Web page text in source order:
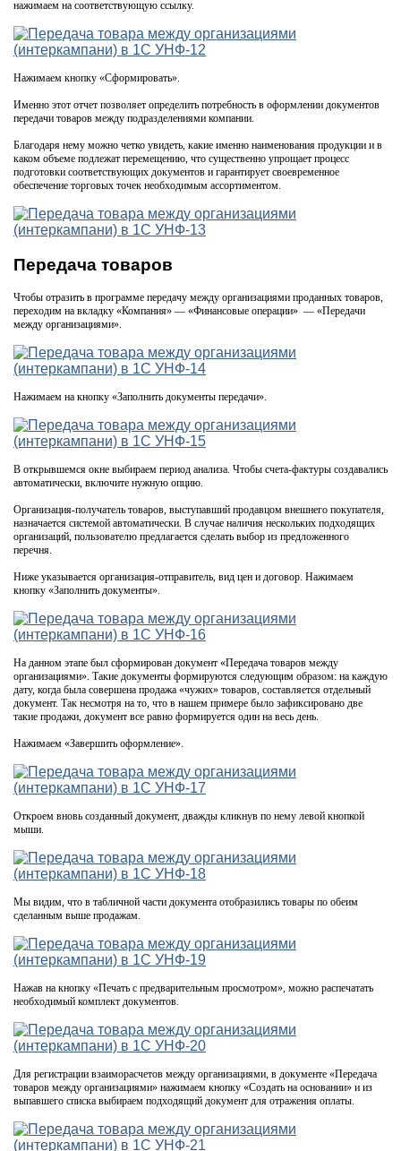
нажимаем на соответствующую ссылку.
Нажимаем кнопку «Сформировать».
Именно этот отчет позволяет определить потребность в оформлении документов
передачи товаров между подразделениями компании.
Благодаря нему можно четко увидеть, какие именно наименования продукции и в
каком объеме подлежат перемещению, что существенно упрощает процесс
подготовки соответствующих документов и гарантирует своевременное
обеспечение торговых точек необходимым ассортиментом.
Передача товаров
Чтобы отразить в программе передачу между организациями проданных товаров,
переходим на вкладку «Компания» — «Финансовые операции» — «Передачи
между организациями».
Нажимаем на кнопку «Заполнить документы передачи».
В открывшемся окне выбираем период анализа. Чтобы счета-фактуры создавались
автоматически, включите нужную опцию.
Организация-получатель товаров, выступавший продавцом внешнего покупателя,
назначается системой автоматически. В случае наличия нескольких подходящих
организаций, пользователю предлагается сделать выбор из предложенного
перечня.
Ниже указывается организация-отправитель, вид цен и договор. Нажимаем
кнопку «Заполнить документы».
На данном этапе был сформирован документ «Передача товаров между
организациями». Такие документы формируются следующим образом: на каждую
дату, когда была совершена продажа «чужих» товаров, составляется отдельный
документ. Так несмотря на то, что в нашем примере было зафиксировано две
такие продажи, документ все равно формируется один на весь день.
Нажимаем «Завершить оформление».
Откроем вновь созданный документ, дважды кликнув по нему левой кнопкой
мыши.
Мы видим, что в табличной части документа отобразились товары по обеим
сделанным выше продажам.
Нажав на кнопку «Печать с предварительным просмотром», можно распечатать
необходимый комплект документов.
Для регистрации взаиморасчетов между организациями, в документе «Передача
товаров между организациями» нажимаем кнопку «Создать на основании» и из
выпавшего списка выбираем подходящий документ для отражения оплаты.